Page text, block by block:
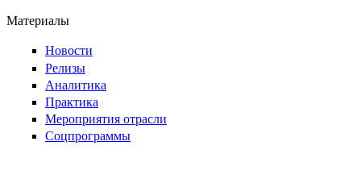
Материалы
Новости
Релизы
Аналитика
Практика
Мероприятия отрасли
Соцпрограммы